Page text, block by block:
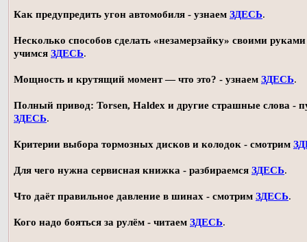
Как предупредить угон автомобиля - узнаем ЗДЕСЬ.
Несколько способов сделать «незамерзайку» своими
учимся ЗДЕСЬ.
Мощность и крутящий момент — что это? - узнаем ЗДЕСЬ.
Полный привод: Torsen, Haldex и другие страшные слова -
ЗДЕСЬ.
Критерии выбора тормозных дисков и колодок - смотрим
Для чего нужна сервисная книжка - разбираемся ЗДЕСЬ.
Что даёт правильное давление в шинах - смотрим ЗДЕСЬ.
Кого надо бояться за рулём - читаем ЗДЕСЬ.